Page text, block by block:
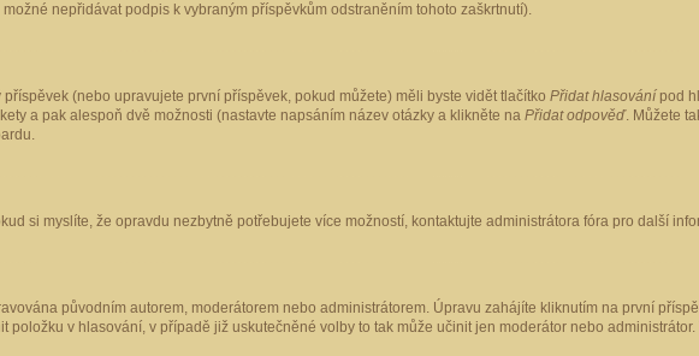
nepřidávat podpis k vybraným příspěvkům odstraněním tohoto zaškrtnutí).
(nebo upravujete první příspěvek, pokud můžete) měli byste vidět tlačítko Přidat hlasování pod
a pak alespoň dvě možnosti (nastavte napsáním název otázky a klikněte na Přidat odpověď. Můžete
si myslíte, že opravdu nezbytně potřebujete více možností, kontaktujte administrátora fóra pro další
původním autorem, moderátorem nebo administrátorem. Úpravu zahájíte kliknutím na první
položku v hlasování, v případě již uskutečněné volby to tak může učinit jen moderátor nebo